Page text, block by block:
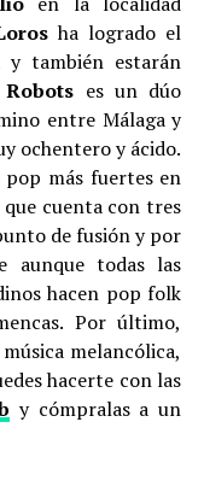
ha logrado el
y también estarán
es un dúo
entre Málaga y
ochentero y ácido.
más fuertes en
cuenta con tres
de fusión y por
aunque todas las
hacen pop folk
Por último,
melancólica,
hacerte con las
y cómpralas a un